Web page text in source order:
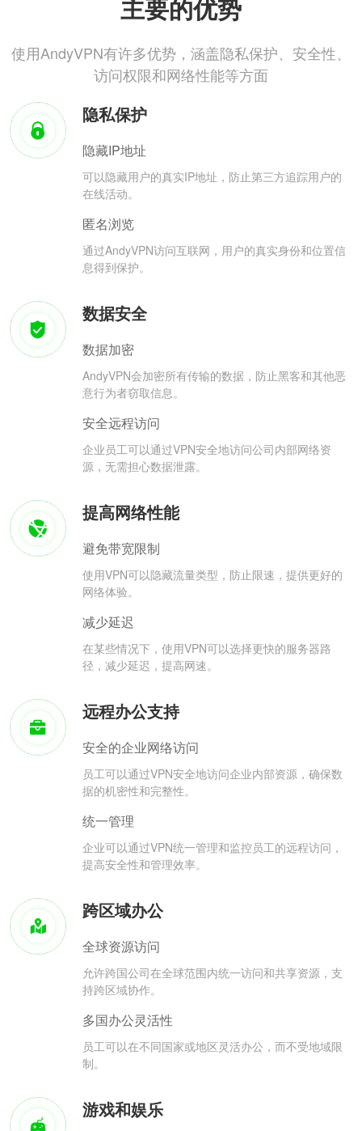
主要的优势
使用AndyVPN有许多优势，涵盖隐私保护、安全性、
访问权限和网络性能等方面
隐私保护
隐藏IP地址
可以隐藏用户的真实IP地址，防止第三方追踪用户的
在线活动。
匿名浏览
通过AndyVPN访问互联网，用户的真实身份和位置信
息得到保护。
数据安全
数据加密
AndyVPN会加密所有传输的数据，防止黑客和其他恶
意行为者窃取信息。
安全远程访问
企业员工可以通过VPN安全地访问公司内部网络资
源，无需担心数据泄露。
提高网络性能
避免带宽限制
使用VPN可以隐藏流量类型，防止限速，提供更好的
网络体验。
减少延迟
在某些情况下，使用VPN可以选择更快的服务器路
径，减少延迟，提高网速。
远程办公支持
安全的企业网络访问
员工可以通过VPN安全地访问企业内部资源，确保数
据的机密性和完整性。
统一管理
企业可以通过VPN统一管理和监控员工的远程访问，
提高安全性和管理效率。
跨区域办公
全球资源访问
允许跨国公司在全球范围内统一访问和共享资源，支
持跨区域协作。
多国办公灵活性
员工可以在不同国家或地区灵活办公，而不受地域限
制。
游戏和娱乐